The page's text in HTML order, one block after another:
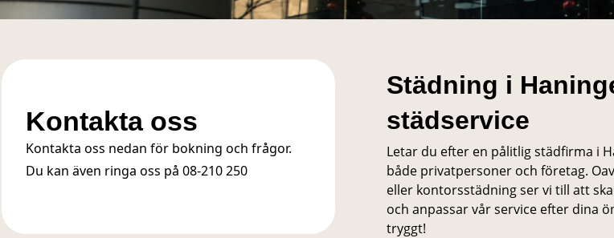
Städning i
städservice
Letar du efter en pålitlig städfirma i
både privatpersoner och företag.
eller kontorsstädning ser vi till att
och anpassar vår service efter dina
tryggt!
Kontakta oss
Kontakta oss nedan för bokning och frågor.
Du kan även ringa oss på 08-210 250